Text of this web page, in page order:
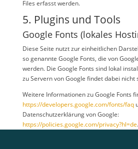
Files erfasst werden.
5. Plugins und Tools
Google Fonts (lokales
Diese Seite nutzt zur einheitlichen
so genannte Google Fonts, die von
werden. Die Google Fonts sind lokal
zu Servern von Google findet dabei nicht
Weitere Informationen zu Google Fonts
https://developers.google.com/fonts/faq
Datenschutzerklärung von Google:
https://policies.google.com/privacy?hl=de.